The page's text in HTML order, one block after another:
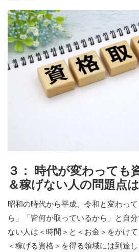
３： 時代が変わっても
＆稼げない人の問題点
昭和の時代から平成、令和と変わっ
ら」「皆何か取っているから」と自
ない人は＜時間＞と＜お金＞をかけ
＜稼げる資格＞を得る領域には到達し